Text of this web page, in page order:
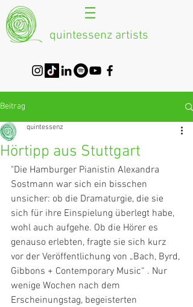
quintessenz artists
Beitrag
Hörtipp aus Stuttgart
quintessenz
"Die Hamburger Pianistin Alexandra
Sostmann war sich ein bisschen
unsicher: ob die Dramaturgie, die sie
sich für ihre Einspielung überlegt habe,
wohl auch aufgehe. Ob die Hörer es
genauso erlebten, fragte sie sich kurz
vor der Veröffentlichung von „Bach, Byrd,
Gibbons + Contemporary Music“ . Nur
wenige Wochen nach dem
Erscheinungstag, begeisterten